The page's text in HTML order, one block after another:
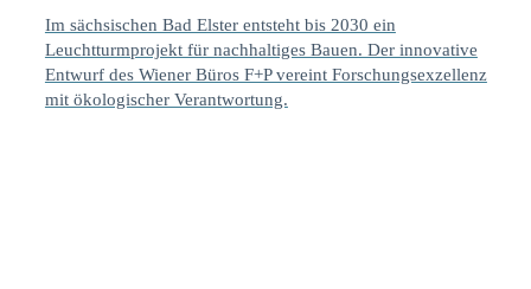
Im sächsischen Bad Elster entsteht bis 2030 ein
Leuchtturmprojekt für nachhaltiges Bauen. Der innovative
Entwurf des Wiener Büros F+P vereint Forschungsexzellenz
mit ökologischer Verantwortung.